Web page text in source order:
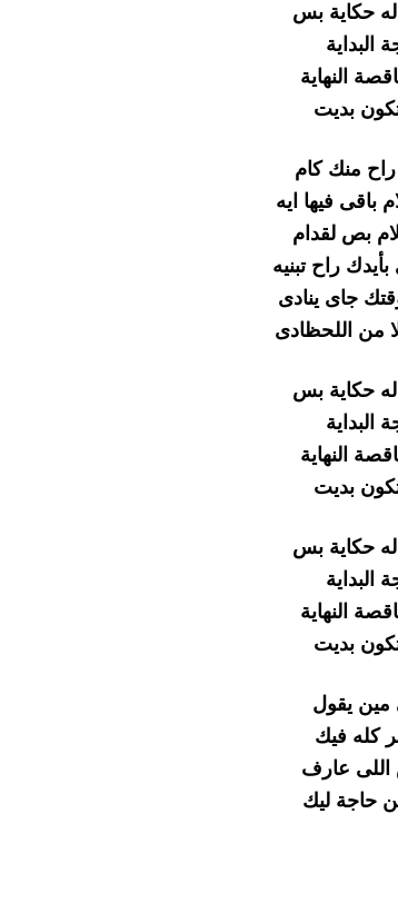
حكاية بس
البداية
النهاية
بديت
راح منك كام
باقى فيها ايه
بص لقدام
راح تبنيه
جاى ينادى
من اللحظادى
حكاية بس
البداية
النهاية
بديت
حكاية بس
البداية
النهاية
بديت
مين يقول
كله فيك
عارف
حاجة ليك